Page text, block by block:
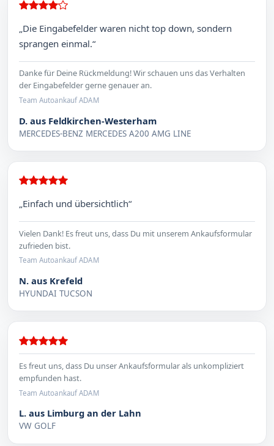
„Die Eingabefelder waren nicht top down, sondern
sprangen einmal.“
Danke für Deine Rückmeldung! Wir schauen uns das Verhalten
der Eingabefelder gerne genauer an.
Team Autoankauf ADAM
D. aus Feldkirchen-Westerham
MERCEDES-BENZ MERCEDES A200 AMG LINE
„Einfach und übersichtlich“
Vielen Dank! Es freut uns, dass Du mit unserem Ankaufsformular
zufrieden bist.
Team Autoankauf ADAM
N. aus Krefeld
HYUNDAI TUCSON
Es freut uns, dass Du unser Ankaufsformular als unkompliziert
empfunden hast.
Team Autoankauf ADAM
L. aus Limburg an der Lahn
VW GOLF